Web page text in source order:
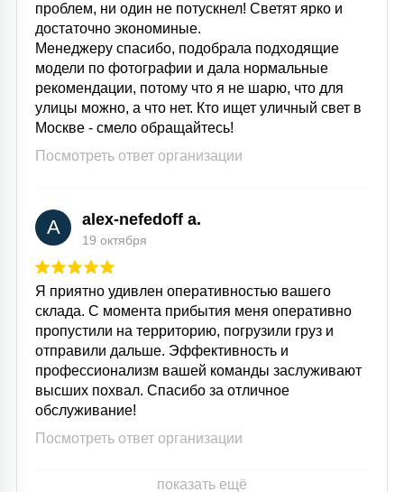
проблем, ни один не потускнел! Светят ярко и
достаточно экономиные.
Менеджеру спасибо, подобрала подходящие
модели по фотографии и дала нормальные
рекомендации, потому что я не шарю, что для
улицы можно, а что нет. Кто ищет уличный свет в
Москве - смело обращайтесь!
Посмотреть ответ организации
A alex-nefedoff a.
19 октября
Я приятно удивлен оперативностью вашего
склада. С момента прибытия меня оперативно
пропустили на территорию, погрузили груз и
отправили дальше. Эффективность и
профессионализм вашей команды заслуживают
высших похвал. Спасибо за отличное
обслуживание!
Посмотреть ответ организации
показать ещё